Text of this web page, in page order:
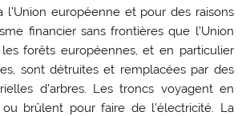
l’Union européenne et pour des raisons
financier sans frontières que l’Union
forêts européennes, et en particulier
sont détruites et remplacées par des
d’arbres. Les troncs voyagent en
brûlent pour faire de l’électricité. La